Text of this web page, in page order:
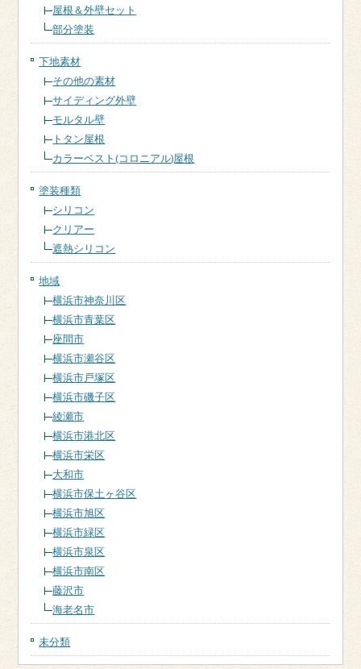
屋根＆外壁セット
部分塗装
下地素材
その他の素材
サイディング外壁
モルタル壁
トタン屋根
カラーベスト(コロニアル)屋根
塗装種類
シリコン
クリアー
遮熱シリコン
地域
横浜市神奈川区
横浜市青葉区
座間市
横浜市瀬谷区
横浜市戸塚区
横浜市磯子区
綾瀬市
横浜市港北区
横浜市栄区
大和市
横浜市保土ヶ谷区
横浜市旭区
横浜市緑区
横浜市泉区
横浜市南区
藤沢市
海老名市
未分類